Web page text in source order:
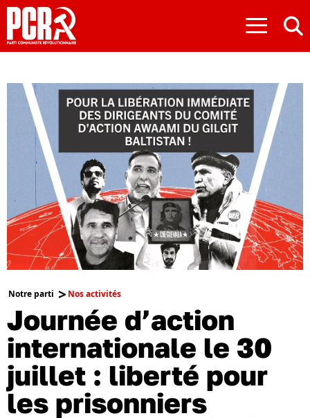
≡
Notre parti Nos activités
Journée d’action
internationale le 30
juillet : liberté pour
les prisonniers